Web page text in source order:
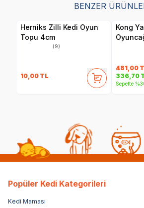
BENZER
Herniks Zilli Kedi Oyun
Topu 4cm
(9)
10,00 TL
Kong
481,00
336,70
Sepette
Popüler Kedi Kategorileri
Kedi Maması